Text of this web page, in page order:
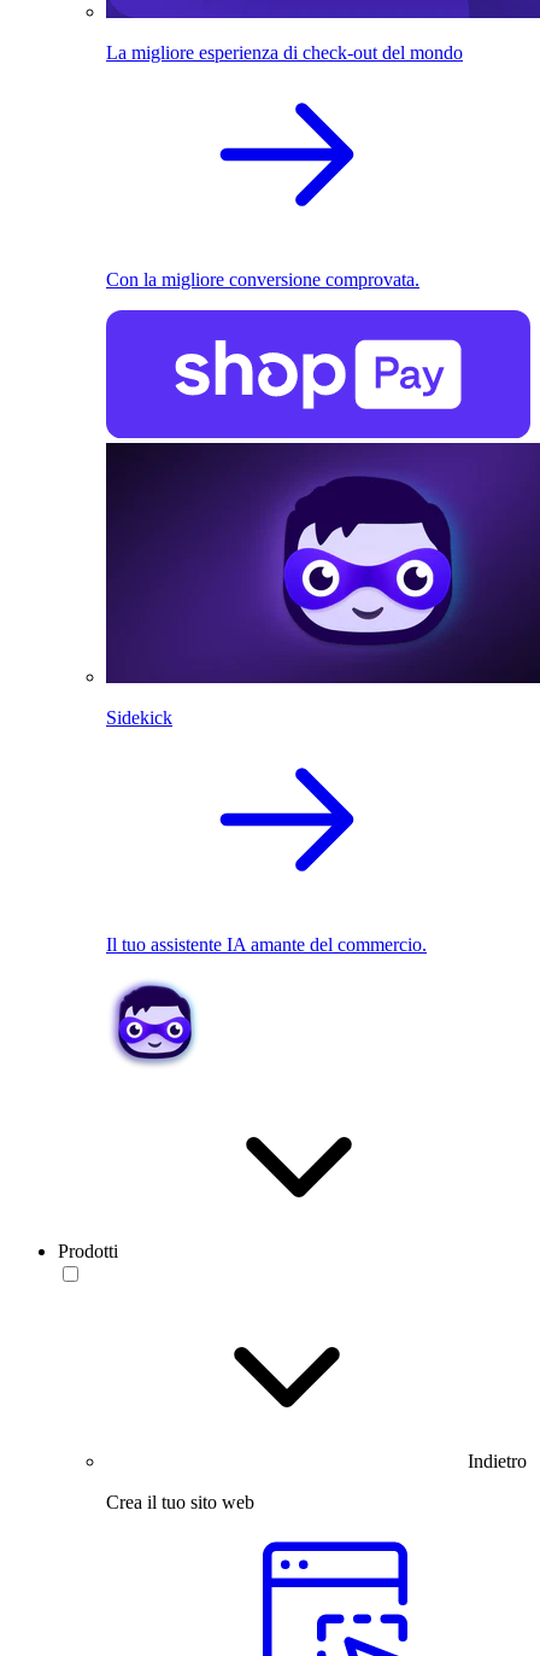
La migliore esperienza di check-out del mondo
Con la migliore conversione comprovata.
Sidekick
Il tuo assistente IA amante del commercio.
Prodotti
Indietro
Crea il tuo sito web